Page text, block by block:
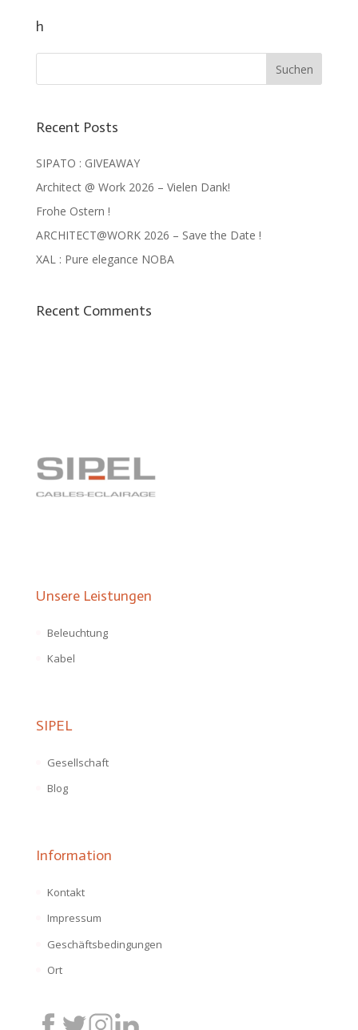
h
Recent Posts
SIPATO : GIVEAWAY
Architect @ Work 2026 – Vielen Dank!
Frohe Ostern !
ARCHITECT@WORK 2026 – Save the Date !
XAL : Pure elegance NOBA
Recent Comments
Unsere Leistungen
Beleuchtung
Kabel
SIPEL
Gesellschaft
Blog
Information
Kontakt
Impressum
Geschäftsbedingungen
Ort